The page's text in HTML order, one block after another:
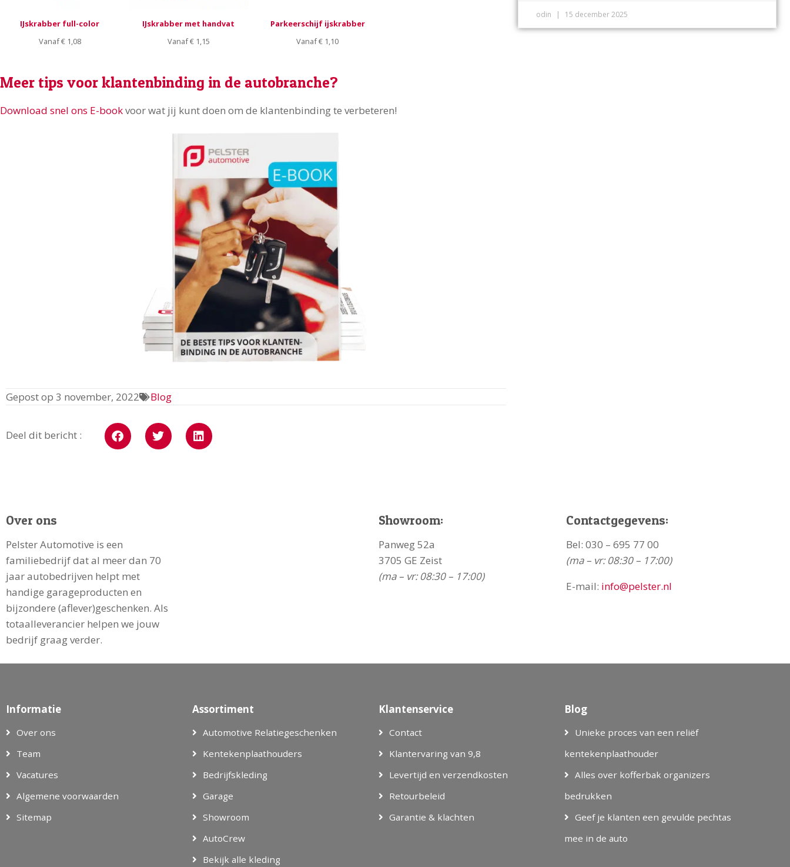
IJskrabber full-color
Vanaf€1,08
IJskrabber met handvat
Vanaf€1,15
Parkeerschijf ijskrabber
Vanaf€ 1,10
Meer tips voor klantenbinding in de autobranche?
Download snel ons E-bookvoor wat jij kunt doen om de klantenbinding te verbeteren!
Gepost op 3 november, 2022 Blog
Deel dit bericht :
odin 15 december 2025
Over ons
Pelster Automotive is een
familiebedrijf dat al meer dan 70
jaar autobedrijven helpt met
handige garageproducten en
bijzondere (aflever)geschenken. Als
totaalleverancier helpen we jouw
bedrijf graag verder.
Showroom:
Panweg 52a
3705 GE Zeist
(ma – vr: 08:30 – 17:00)
Contactgegevens:
Bel: 030 – 695 77 00
(ma – vr: 08:30 – 17:00)
E-mail: info@pelster.nl
Informatie
Over ons
Team
Vacatures
Algemene voorwaarden
Sitemap
Assortiment
Automotive Relatiegeschenken
Kentekenplaathouders
Bedrijfskleding
Garage
Showroom
AutoCrew
Bekijk alle kleding
Klantenservice
Contact
Klantervaring van 9,8
Levertijd en verzendkosten
Retourbeleid
Garantie & klachten
Blog
Unieke proces van een reliëf
kentekenplaathouder
Alles over kofferbak organizers
bedrukken
Geef je klanten een gevulde pechtas
mee in de auto